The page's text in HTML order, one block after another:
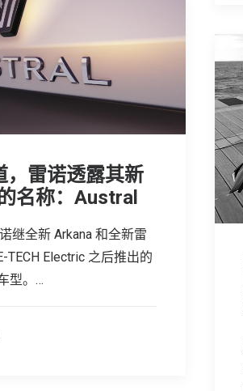
，雷诺透露其新
名称：Austral
继全新 Arkana 和全新雷
TECH Electric 之后推出的
型。…